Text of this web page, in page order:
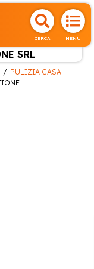
CERCA MENU
SRL
PULIZIA CASA